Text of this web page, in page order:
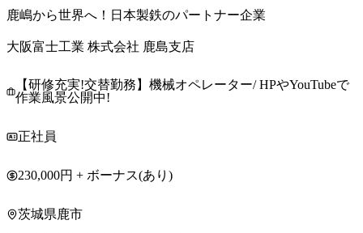
鹿嶋から世界へ！日本製鉄のパートナー企業
大阪富士工業 株式会社 鹿島支店
【研修充実!交替勤務】機械オペレーター/ HPやYouTubeで
作業風景公開中!
正社員
230,000円 + ボーナス(あり)
茨城県鹿市